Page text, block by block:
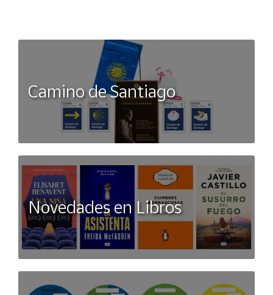
Camino de Santiago
Novedades en Libros